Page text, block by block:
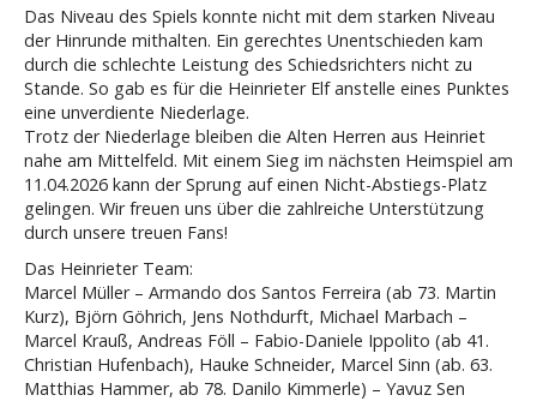
Das Niveau des Spiels konnte nicht mit dem starken Niveau
der Hinrunde mithalten. Ein gerechtes Unentschieden kam
durch die schlechte Leistung des Schiedsrichters nicht zu
Stande. So gab es für die Heinrieter Elf anstelle eines Punktes
eine unverdiente Niederlage.
Trotz der Niederlage bleiben die Alten Herren aus Heinriet
nahe am Mittelfeld. Mit einem Sieg im nächsten Heimspiel am
11.04.2026 kann der Sprung auf einen Nicht-Abstiegs-Platz
gelingen. Wir freuen uns über die zahlreiche Unterstützung
durch unsere treuen Fans!
Das Heinrieter Team:
Marcel Müller – Armando dos Santos Ferreira (ab 73. Martin
Kurz), Björn Göhrich, Jens Nothdurft, Michael Marbach –
Marcel Krauß, Andreas Föll – Fabio-Daniele Ippolito (ab 41.
Christian Hufenbach), Hauke Schneider, Marcel Sinn (ab. 63.
Matthias Hammer, ab 78. Danilo Kimmerle) – Yavuz Sen